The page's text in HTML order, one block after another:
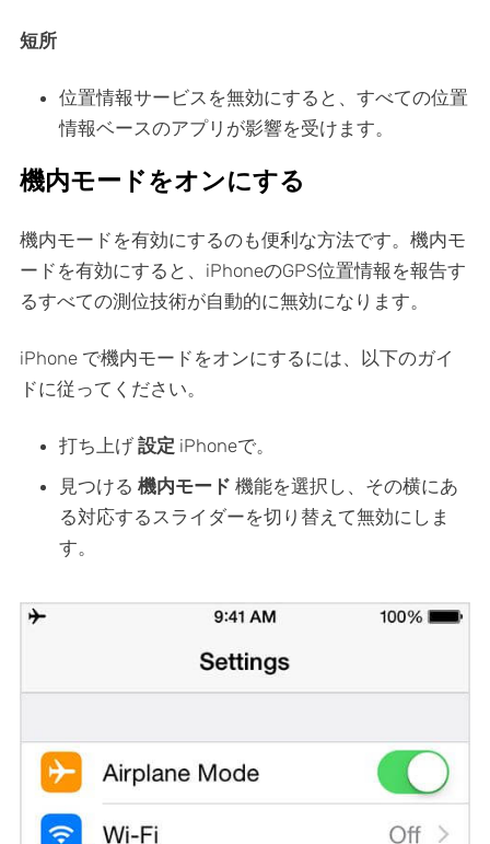
短所
位置情報サービスを無効にすると、すべての位置
情報ベースのアプリが影響を受けます。
機内モードをオンにする
機内モードを有効にするのも便利な方法です。機内モ
ードを有効にすると、iPhoneのGPS位置情報を報告す
るすべての測位技術が自動的に無効になります。
iPhone で機内モードをオンにするには、以下のガイ
ドに従ってください。
打ち上げ 設定 iPhoneで。
見つける 機内モード 機能を選択し、その横にあ
る対応するスライダーを切り替えて無効にしま
す。